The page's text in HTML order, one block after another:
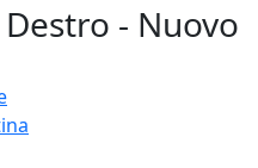
- Nuovo